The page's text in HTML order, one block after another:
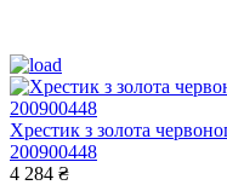
Хрестик з золота
200900448
4 284 ₴